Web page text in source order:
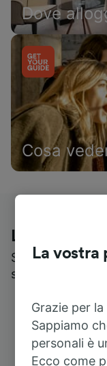
Dove
Cosa
Le
Scopri cosa
servizi
La
Grazie per
Sappiamo
personali è
Ecco come